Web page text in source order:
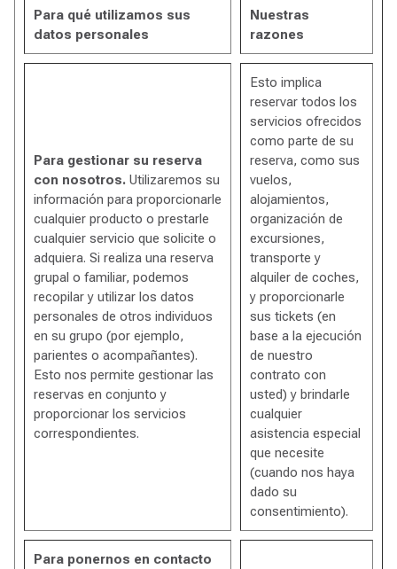
Para qué utilizamos sus
datos personales
Nuestras
razones
Para gestionar su reserva
con nosotros. Utilizaremos su
información para proporcionarle
cualquier producto o prestarle
cualquier servicio que solicite o
adquiera. Si realiza una reserva
grupal o familiar, podemos
recopilar y utilizar los datos
personales de otros individuos
en su grupo (por ejemplo,
parientes o acompañantes).
Esto nos permite gestionar las
reservas en conjunto y
proporcionar los servicios
correspondientes.
Esto implica
reservar todos los
servicios ofrecidos
como parte de su
reserva, como sus
vuelos,
alojamientos,
organización de
excursiones,
transporte y
alquiler de coches,
y proporcionarle
sus tickets (en
base a la ejecución
de nuestro
contrato con
usted) y brindarle
cualquier
asistencia especial
que necesite
(cuando nos haya
dado su
consentimiento).
Para ponernos en contacto